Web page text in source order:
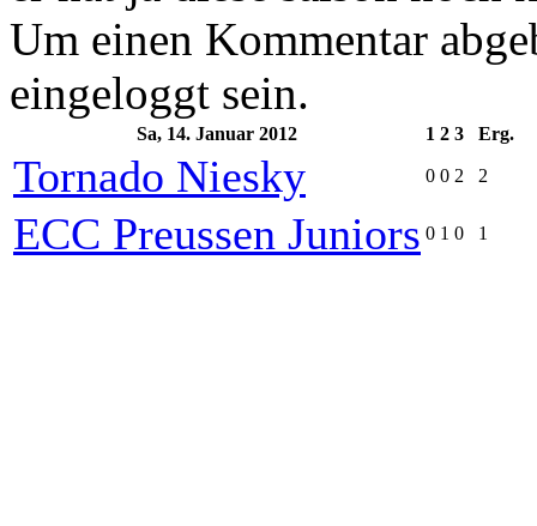
Um einen Kommentar
eingeloggt sein.
Sa, 14. Januar 2012 1 2 3 Erg.
Tornado Niesky 0 0 2 2
ECC Preussen Juniors 0 1 0 1